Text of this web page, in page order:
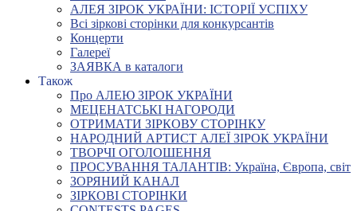
АЛЕЯ ЗІРОК УКРАЇНИ: ІСТОРІЇ УСПІХУ
Всі зіркові сторінки для конкурсантів
Концерти
Галереї
ЗАЯВКА в каталоги
Також
Про АЛЕЮ ЗІРОК УКРАЇНИ
МЕЦЕНАТСЬКІ НАГОРОДИ
ОТРИМАТИ ЗІРКОВУ СТОРІНКУ
НАРОДНИЙ АРТИСТ АЛЕЇ ЗІРОК УКРАЇНИ
ТВОРЧІ ОГОЛОШЕННЯ
ПРОСУВАННЯ ТАЛАНТІВ: Україна, Європа, світ
ЗОРЯНИЙ КАНАЛ
ЗІРКОВІ СТОРІНКИ